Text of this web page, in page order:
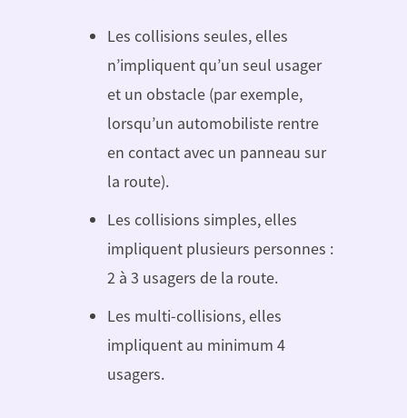
Les collisions seules, elles
n’impliquent qu’un seul usager
et un obstacle (par exemple,
lorsqu’un automobiliste rentre
en contact avec un panneau sur
la route).
Les collisions simples, elles
impliquent plusieurs personnes :
2 à 3 usagers de la route.
Les multi-collisions, elles
impliquent au minimum 4
usagers.